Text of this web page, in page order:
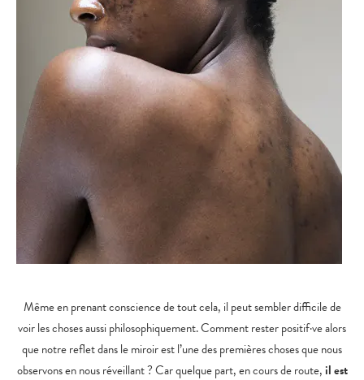
Même en prenant conscience de tout cela, il peut sembler difficile de
voir les choses aussi philosophiquement. Comment rester positif·ve alors
que notre reflet dans le miroir est l’une des premières choses que nous
observons en nous réveillant ? Car quelque part, en cours de route, il est